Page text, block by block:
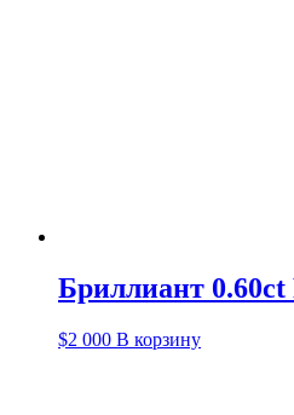
Бриллиант 0.60ct
$2 000 В корзину